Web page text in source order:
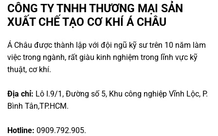
CÔNG TY TNHH THƯƠNG MẠI SẢN
XUẤT CHẾ TẠO CƠ KHÍ Á CHÂU
Á Châu được thành lập với đội ngũ kỹ sư trên 10 năm làm
việc trong ngành, rất giàu kinh nghiệm trong lĩnh vực kỹ
thuật, cơ khí.
Địa chỉ: Lô I.9/1, Đường số 5, Khu công nghiệp Vĩnh Lộc, P.
Bình Tân,TP.HCM.
Hotline: 0909.792.905.